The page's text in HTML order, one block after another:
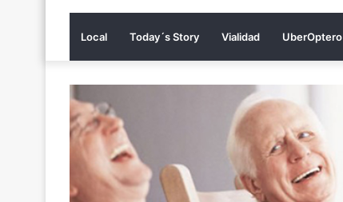
Local Today´s Story Vialidad UberOptero